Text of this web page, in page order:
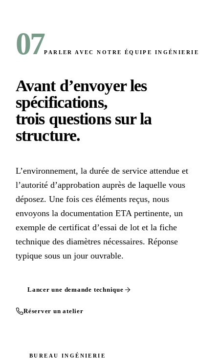
07PARLER AVEC NOTRE ÉQUIPE INGÉNIERIE
Avant d’envoyer les
spécifications,
trois questions sur la
structure.
L’environnement, la durée de service attendue et
l’autorité d’approbation auprès de laquelle vous
déposez. Une fois ces éléments reçus, nous
envoyons la documentation ETA pertinente, un
exemple de certificat d’essai de lot et la fiche
technique des diamètres nécessaires. Réponse
typique sous un jour ouvrable.
Lancer une demande technique
Réserver un atelier
BUREAU INGÉNIERIE